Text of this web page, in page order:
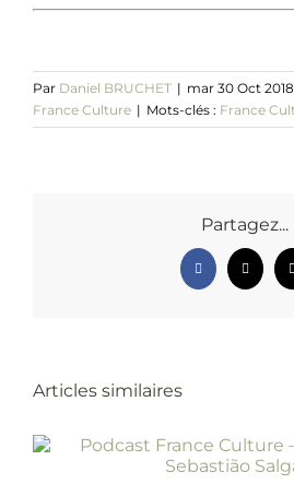
Par Daniel BRUCHET | mar 30 Oct 2018
France Culture | Mots-clés : France
Partagez...
FacebookX
Articles similaires